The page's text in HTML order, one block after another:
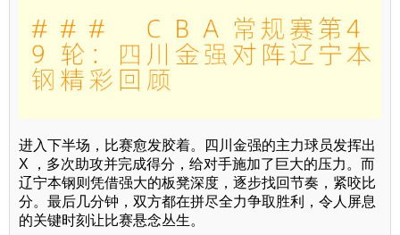
进入下半场，比赛愈发胶着。四川金强的主力球员发挥出
X ，多次助攻并完成得分，给对手施加了巨大的压力。而
辽宁本钢则凭借强大的板凳深度，逐步找回节奏，紧咬比
分。最后几分钟，双方都在拼尽全力争取胜利，令人屏息
的关键时刻让比赛悬念丛生。